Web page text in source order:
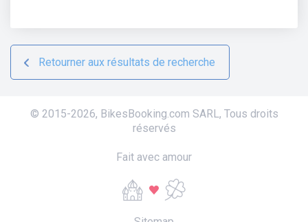
Retourner aux résultats de recherche
© 2015-2026, BikesBooking.com SARL, Tous droits
réservés
Fait avec amour